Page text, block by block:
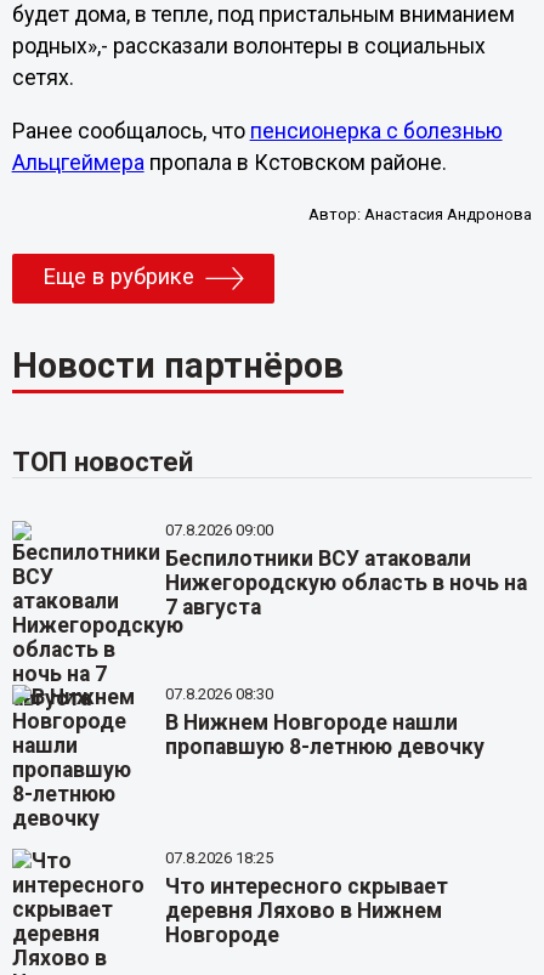
будет дома, в тепле, под пристальным вниманием
родных»,- рассказали волонтеры в социальных
сетях.
Ранее сообщалось, что пенсионерка с болезнью
Альцгеймера пропала в Кстовском районе.
Автор:Анастасия Андронова
Еще в рубрике
Новости партнёров
ТОП новостей
07.8.2026 09:00
Беспилотники ВСУ атаковали
Нижегородскую область в ночь на
7 августа
07.8.2026 08:30
В Нижнем Новгороде нашли
пропавшую 8-летнюю девочку
07.8.2026 18:25
Что интересного скрывает
деревня Ляхово в Нижнем
Новгороде